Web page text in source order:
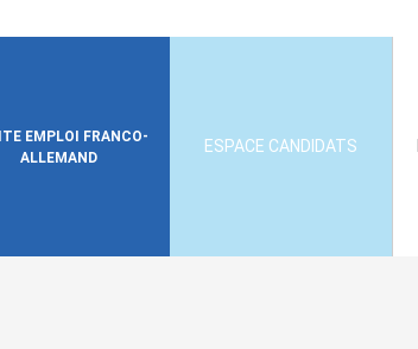
EMPLOI FRANCO-
ALLEMAND
ESPACE CANDIDATS